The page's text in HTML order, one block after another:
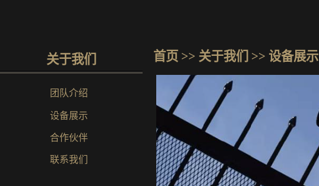
关于我们
团队介绍
设备展示
合作伙伴
联系我们
首页 >> 关于我们 >> 设备展示